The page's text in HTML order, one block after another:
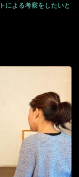
による考察をしたいと